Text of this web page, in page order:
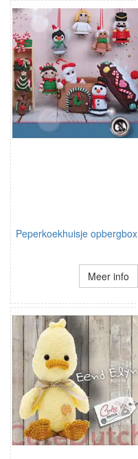
Peperkoekhuisje opbergbox
Meer info